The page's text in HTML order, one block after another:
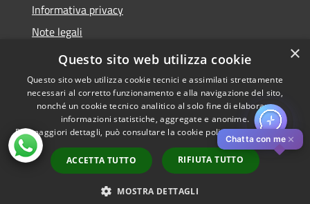
Informativa privacy
Note legali
Dichiarazione di accessibilità
Accessibilità
Privacy
Copyright © 2026 • Comune di
Pistoia • Powered by
Municipium•
Accesso
redazione
Chatta con me ✕
×
Questo sito web utilizza cookie
Questo sito web utilizza cookie tecnici e assimilati strettamente
necessari al corretto funzionamento e alla navigazione del sito,
nonché un cookie tecnico analitico al solo fine di elaborare
informazioni statistiche, aggregate e anonime.
Per maggiori dettagli, può consultare la cookie policy al seguentelink
ACCETTA TUTTO RIFIUTA TUTTO
MOSTRA DETTAGLI